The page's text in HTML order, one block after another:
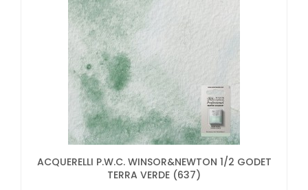
ACQUERELLI P.W.C. WINSOR&NEWTON 1/2 GODET
TERRA VERDE (637)